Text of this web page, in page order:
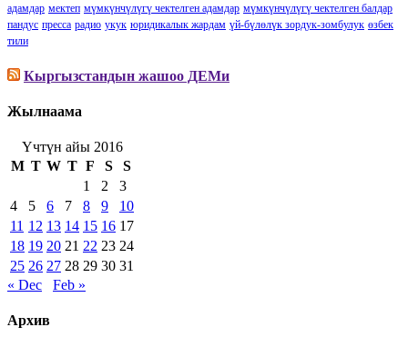
адамдар мектеп мүмкүнчүлүгү чектелген адамдар мүмкүнчүлүгү чектелген балдар
пандус пресса радио укук юридикалык жардам үй-бүлөлүк зордук-зомбулук өзбек
тили
Кыргызстандын жашоо ДЕМи
Жылнаама
Үчтүн айы 2016
M T W T F S
S
1
2
3
4
5 6 7 8 9
10
11 12 13 14 15 16 17
18 19 20 21 22 23 24
25 26 27 28 29 30 31
« Dec
Feb »
Архив